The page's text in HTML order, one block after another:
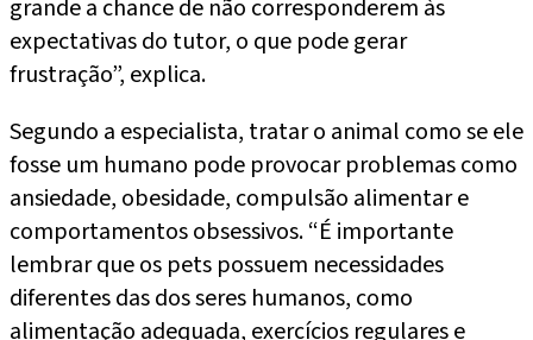
grande a chance de não corresponderem às
expectativas do tutor, o que pode gerar
frustração”, explica.
Segundo a especialista, tratar o animal como se ele
fosse um humano pode provocar problemas como
ansiedade, obesidade, compulsão alimentar e
comportamentos obsessivos. “É importante
lembrar que os pets possuem necessidades
diferentes das dos seres humanos, como
alimentação adequada, exercícios regulares e